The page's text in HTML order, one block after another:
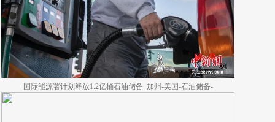
国际能源署计划释放1.2亿桶石油储备_加州-美国-石油储备-